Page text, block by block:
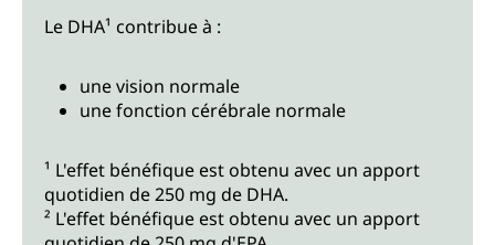
Le DHA¹ contribue à :
une vision normale
une fonction cérébrale normale
¹ L'effet bénéfique est obtenu avec un apport
quotidien de 250 mg de DHA.
² L'effet bénéfique est obtenu avec un apport